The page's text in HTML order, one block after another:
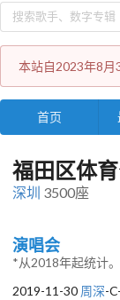
本站自2023年8月
首页
福田区体
深圳 3500座
演唱会
*从2018年起统计。
2019-11-30 周深-